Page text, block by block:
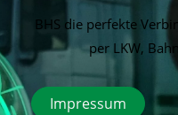
BHS die perfekte
per LKW,
Impressum